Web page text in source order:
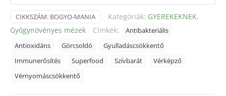
CIKKSZÁM: BOGYO-MANIA Kategóriák: GYEREKEKNEK,
Gyógynövényes mézek
Címkék:
Antibakteriális
Antioxidáns
Görcsoldó
Gyulladáscsökkentő
Immunerősítés
Superfood Szívbarát
Vérképző
Vérnyomáscsökkentő